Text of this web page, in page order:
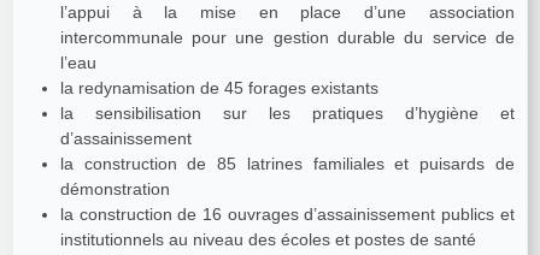
l’appui à la mise en place d’une association
intercommunale pour une gestion durable du service de
l’eau
la redynamisation de 45 forages existants
la sensibilisation sur les pratiques d’hygiène et
d’assainissement
la construction de 85 latrines familiales et puisards de
démonstration
la construction de 16 ouvrages d’assainissement publics et
institutionnels au niveau des écoles et postes de santé